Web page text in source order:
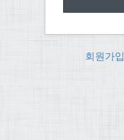
회원가입